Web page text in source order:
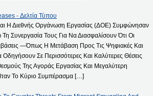
- Δελτία Τύπου
Η Διεθνής Οργάνωση Εργασίας (ΔΟΕ) Συμφώνησαν
Συνεργασία Τους Για Να Διασφαλίσουν Ότι Οι
—όπως Η Μετάβαση Προς Τις Ψηφιακές Και
Σε Περισσότερες Και Καλύτερες Θέσεις
Της Αγοράς Εργασίας Και Μεγαλύτερη
Το Κύριο Συμπέρασμα […]